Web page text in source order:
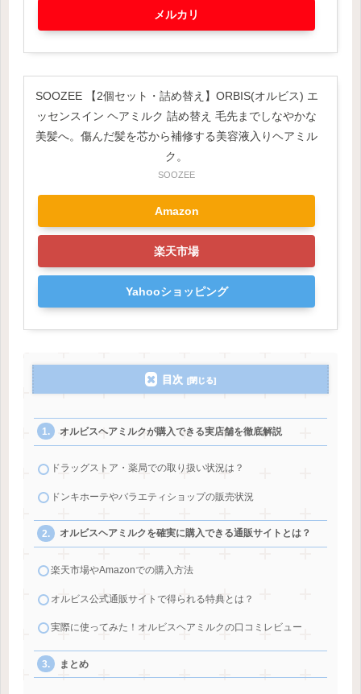
メルカリ
SOOZEE 【2個セット・詰め替え】ORBIS(オルビス) エ
ッセンスイン ヘアミルク 詰め替え 毛先までしなやかな
美髪へ。傷んだ髪を芯から補修する美容液入りヘアミル
ク。
SOOZEE
Amazon
楽天市場
Yahooショッピング
目次
オルビスヘアミルクが購入できる実店舗を徹底解説
ドラッグストア・薬局での取り扱い状況は？
ドンキホーテやバラエティショップの販売状況
オルビスヘアミルクを確実に購入できる通販サイトとは？
楽天市場やAmazonでの購入方法
オルビス公式通販サイトで得られる特典とは？
実際に使ってみた！オルビスヘアミルクの口コミレビュー
まとめ